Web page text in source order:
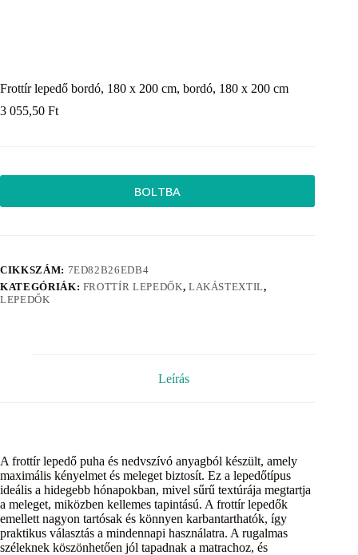
Frottír lepedő bordó, 180 x 200 cm, bordó, 180 x 200 cm
3 055,50 Ft
BOLTBA
CIKKSZÁM: 7ED82B26EDB4
KATEGÓRIÁK: FROTTÍR LEPEDŐK, LAKÁSTEXTIL,
LEPEDŐK
Leírás
A frottír lepedő puha és nedvszívó anyagból készült, amely
maximális kényelmet és meleget biztosít. Ez a lepedőtípus
ideális a hidegebb hónapokban, mivel sűrű textúrája megtartja
a meleget, miközben kellemes tapintású. A frottír lepedők
emellett nagyon tartósak és könnyen karbantarthatók, így
praktikus választás a mindennapi használatra. A rugalmas
széleknek köszönhetően jól tapadnak a matrachoz, és